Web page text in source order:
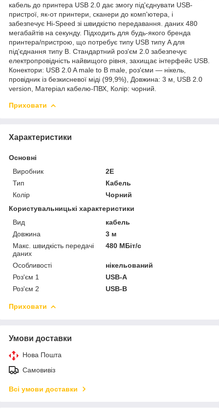
кабель до принтера USB 2.0 дає змогу під'єднувати USB-
пристрої, як-от принтери, сканери до комп'ютера, і
забезпечує Hi-Speed зі швидкістю передавання. даних 480
мегабайтів на секунду. Підходить для будь-якого бренда
принтера/пристрою, що потребує типу USB типу A для
під'єднання типу B. Стандартний роз'єм 2.0 забезпечує
електропровідність найвищого рівня, захищає інтерфейс USB.
Конектори: USB 2.0 A male to B male, роз'єми — нікель,
провідник із безкисневої міді (99,9%), Довжина: 3 м, USB 2.0
version, Матеріал кабелю-ПВХ, Колір: чорний.
Приховати
Характеристики
Основні
Виробник
2E
Тип
Кабель
Колір
Чорний
Користувальницькі характеристики
Вид
кабель
Довжина
3 м
Макс. швидкість передачі
даних
480 МБіт/с
Особливості
нікельований
Роз'єм 1
USB-A
Роз'єм 2
USB-B
Приховати
Умови доставки
Нова Пошта
Самовивіз
Всі умови доставки